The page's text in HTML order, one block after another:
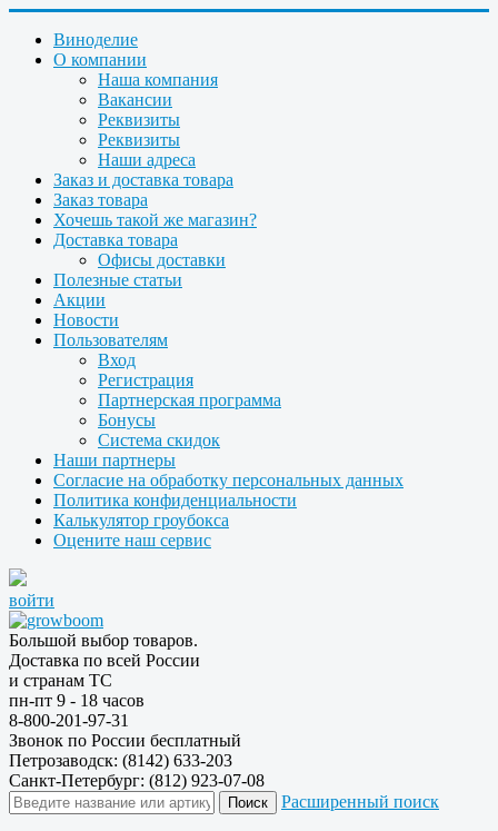
Виноделие
О компании
Наша компания
Вакансии
Реквизиты
Реквизиты
Наши адреса
Заказ и доставка товара
Заказ товара
Хочешь такой же магазин?
Доставка товара
Офисы доставки
Полезные статьи
Акции
Новости
Пользователям
Вход
Регистрация
Партнерская программа
Бонусы
Система скидок
Наши партнеры
Согласие на обработку персональных данных
Политика конфиденциальности
Калькулятор гроубокса
Оцените наш сервис
войти
Большой выбор товаров.
Доставка по всей России
и странам ТС
пн-пт 9 - 18 часов
8-800-201-97-31
Звонок по России бесплатный
Петрозаводск: (8142) 633-203
Санкт-Петербург: (812) 923-07-08
Расширенный поиск